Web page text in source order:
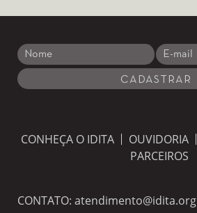
CONHEÇA O IDITA OUVIDORIA
PARCEIROS
CONTATO: atendimento@idita.org